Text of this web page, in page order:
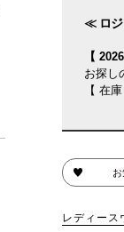
≪ ロ
【
お探し
【 在
レディース